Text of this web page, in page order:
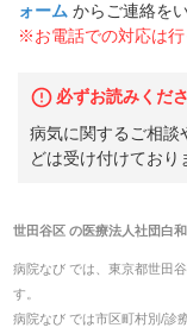
ォーム からご連絡を
※お電話での対応は
必ずお読みくだ
病気に関するご相談
どは受け付けており
世田谷区の医療法人社団白
病院なび では、 東京都世田
す。
病院なび では市区町村別/診